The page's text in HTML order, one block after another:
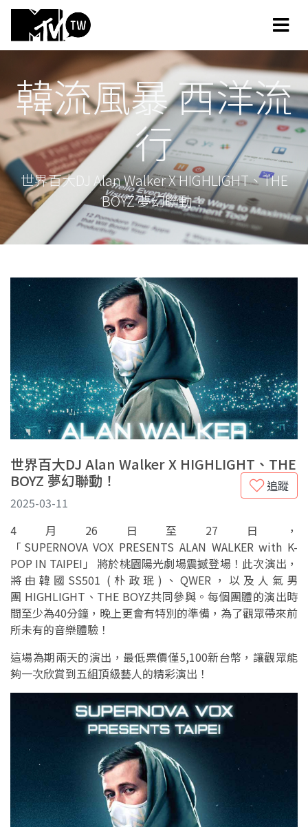
韓流風暴 西洋流
行
世界百大DJ Alan Walker X HIGHLIGHT、THE
BOYZ 夢幻聯動！
世界百大DJ Alan Walker X HIGHLIGHT、THE
BOYZ 夢幻聯動！
追蹤
2025-03-11
4月26日至27日，
「SUPERNOVA VOX PRESENTS ALAN WALKER with K-
POP IN TAIPEI」 將於桃園陽光劇場震撼登場！此次演出，
將由韓國SS501 (朴政珉)、QWER，以及人氣男
團 HIGHLIGHT、THE BOYZ共同參與。每個團體的演出時
間至少為40分鐘，晚上更會有特別的準備，為了觀眾帶來前
所未有的音樂體驗！
這場為期兩天的演出，最低票價僅5,100新台幣，讓觀眾能
夠一次欣賞到五組頂級藝人的精彩演出！